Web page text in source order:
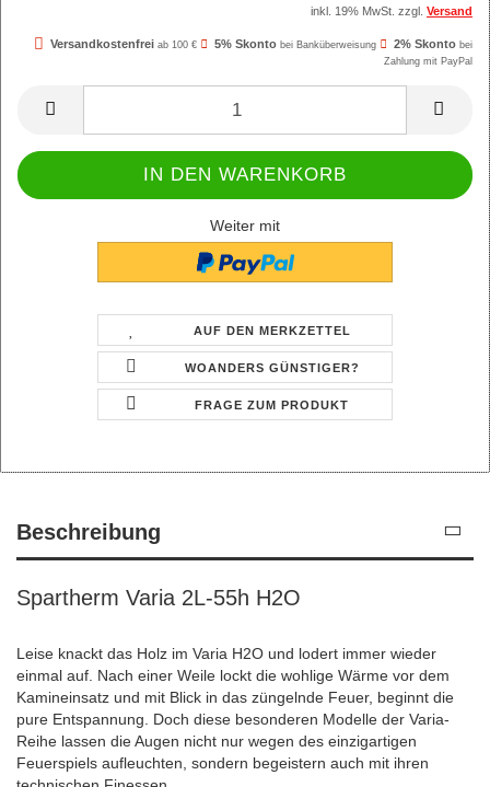
inkl. 19% MwSt. zzgl. Versand
Versandkostenfrei ab 100 € 5% Skonto bei Banküberweisung 2% Skonto bei
Zahlung mit PayPal
Weiter mit
AUF DEN MERKZETTEL
WOANDERS GÜNSTIGER?
FRAGE ZUM PRODUKT
Beschreibung
Spartherm Varia 2L-55h H2O
Leise knackt das Holz im Varia H2O und lodert immer wieder
einmal auf. Nach einer Weile lockt die wohlige Wärme vor dem
Kamineinsatz und mit Blick in das züngelnde Feuer, beginnt die
pure Entspannung. Doch diese besonderen Modelle der Varia-
Reihe lassen die Augen nicht nur wegen des einzigartigen
Feuerspiels aufleuchten, sondern begeistern auch mit ihren